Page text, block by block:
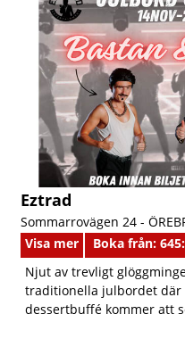
Eztrad
Sommarrovägen 24 -
Visa mer
Boka från:
Njut av trevligt
traditionella julbordet där
dessertbuffé kommer att